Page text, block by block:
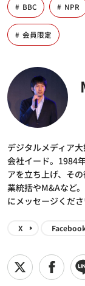
BBC NPR
会員限定
デジタルメディア
会社イード。1984
アを立ち上げ、そ
業統括やM&Aなど
にメッセージくださ
X